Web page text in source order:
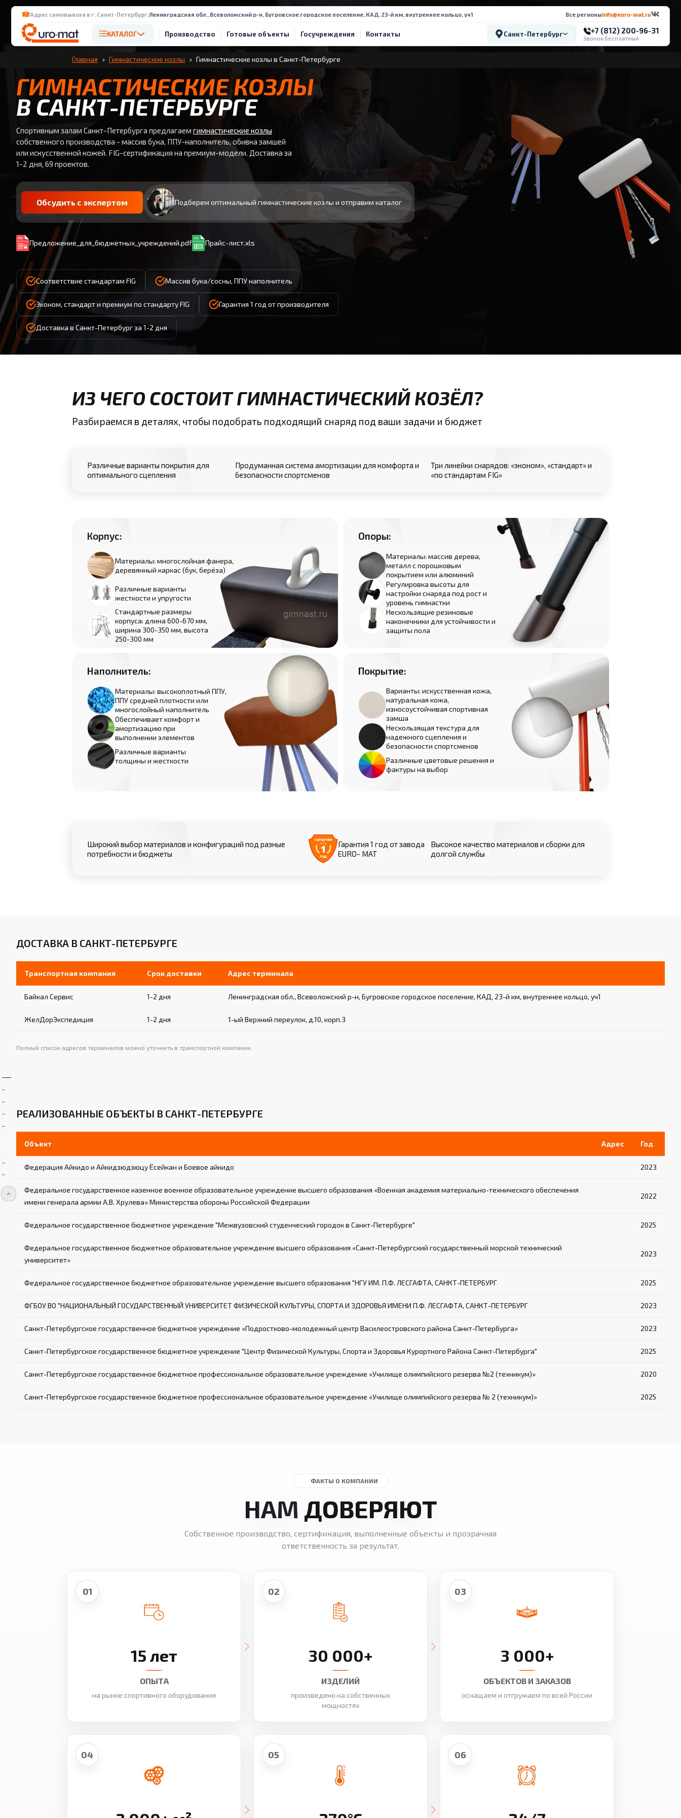
Адрес самовывоза в г. Санкт-Петербург:Ленинградская обл., Всеволожский р-н, Бугровское городское поселение, КАД, 23-й км, внутреннее кольцо, уч1 Все регионыinfo@euro-mat.ru
КАТАЛОГ Производство Готовые объекты Госучреждения Контакты Санкт-Петербург +7 (812) 200-96-31
Звонок бесплатный
Главная Гимнастические козлы Гимнастические козлы в Санкт-Петербурге
ГИМНАСТИЧЕСКИЕ КОЗЛЫ
В САНКТ-ПЕТЕРБУРГЕ
Спортивным залам Санкт-Петербурга предлагаем гимнастические козлы
собственного производства - массив бука, ППУ-наполнитель, обивка замшей
или искусственной кожей. FIG-сертификация на премиум-модели. Доставка за
1-2 дня, 69 проектов.
Обсудить с экспертом Подберем оптимальный гимнастические козлы и отправим каталог
Предложение_для_бюджетных_учреждений.pdf Прайс-лист.xls
Соответствие стандартам FIG Массив бука/сосны, ППУ наполнитель
Эконом, стандарт и премиум по стандарту FIG Гарантия 1 год от производителя
Доставка в Санкт-Петербург за 1-2 дня
ИЗ ЧЕГО СОСТОИТ ГИМНАСТИЧЕСКИЙ КОЗЁЛ?
Разбираемся в деталях, чтобы подобрать подходящий снаряд под ваши задачи и бюджет
Различные варианты покрытия для
оптимального сцепления
Продуманная система амортизации для комфорта и
безопасности спортсменов
Три линейки снарядов: «эконом», «стандарт» и
«по стандартам FIG»
Корпус:
Материалы: многослойная фанера,
деревянный каркас (бук, берёза)
Различные варианты
жесткости и упругости
Стандартные размеры
корпуса: длина 600-670 мм,
ширина 300-350 мм, высота
250-300 мм
Опоры:
Материалы: массив дерева,
металл с порошковым
покрытием или алюминий
Регулировка высоты для
настройки снаряда под рост и
уровень гимнастки
Нескользящие резиновые
наконечники для устойчивости и
защиты пола
Наполнитель:
Материалы: высокоплотный ППУ,
ППУ средней плотности или
многослойный наполнитель
Обеспечивает комфорт и
амортизацию при
выполнении элементов
Различные варианты
толщины и жесткости
Покрытие:
Варианты: искусственная кожа,
натуральная кожа,
износоустойчивая спортивная
замша
Нескользящая текстура для
надежного сцепления и
безопасности спортсменов
Различные цветовые решения и
фактуры на выбор
Широкий выбор материалов и конфигураций под разные
потребности и бюджеты
Гарантия 1 год от завода
EURO- МАТ
Высокое качество материалов и сборки для
долгой службы
ДОСТАВКА В САНКТ-ПЕТЕРБУРГЕ
Транспортная компания Срок доставки Адрес терминала
Байкал Сервис 1-2 дня Ленинградская обл., Всеволожский р-н, Бугровское городское поселение, КАД, 23-й км, внутреннее кольцо, уч1
ЖелДорЭкспедиция 1-2 дня 1-ый Верхний переулок, д.10, корп.3
Полный список адресов терминалов можно уточнить в транспортной компании.
РЕАЛИЗОВАННЫЕ ОБЪЕКТЫ В САНКТ-ПЕТЕРБУРГЕ
Объект Адрес Год
Федерация Айкидо и Айкидзюдзюцу Ёсейкан и Боевое айкидо 2023
Федеральное государственное казенное военное образовательное учреждение высшего образования «Военная академия материально-технического обеспечения
имени генерала армии А.В. Хрулева» Министерства обороны Российской Федерации
2022
Федеральное государственное бюджетное учреждение "Межвузовский студенческий городок в Санкт-Петербурге" 2025
Федеральное государственное бюджетное образовательное учреждение высшего образования «Санкт-Петербургский государственный морской технический
университет»
2023
Федеральное государственное бюджетное образовательное учреждение высшего образования "НГУ ИМ. П.Ф. ЛЕСГАФТА, САНКТ-ПЕТЕРБУРГ 2025
ФГБОУ ВО "НАЦИОНАЛЬНЫЙ ГОСУДАРСТВЕННЫЙ УНИВЕРСИТЕТ ФИЗИЧЕСКОЙ КУЛЬТУРЫ, СПОРТА И ЗДОРОВЬЯ ИМЕНИ П.Ф. ЛЕСГАФТА, САНКТ-ПЕТЕРБУРГ 2023
Санкт-Петербургское государственное бюджетное учреждение «Подростково-молодежный центр Василеостровского района Санкт-Петербурга» 2023
Санкт-Петербургское государственное бюджетное учреждение "Центр Физической Культуры, Спорта и Здоровья Курортного Района Санкт-Петербурга" 2025
Санкт-Петербургское государственное бюджетное профессиональное образовательное учреждение «Училище олимпийского резерва №2 (техникум)» 2020
Санкт-Петербургское государственное бюджетное профессиональное образовательное учреждение «Училище олимпийского резерва № 2 (техникум)» 2025
ФАКТЫ О КОМПАНИИ
НАМ ДОВЕРЯЮТ
Собственное производство, сертификация, выполненные объекты и прозрачная
ответственность за результат.
01
15 лет
ОПЫТА
на рынке спортивного оборудования
02
30 000+
ИЗДЕЛИЙ
произведено на собственных
мощностях
03
3 000+
ОБЪЕКТОВ И ЗАКАЗОВ
оснащаем и отгружаем по всей России
04 05 06